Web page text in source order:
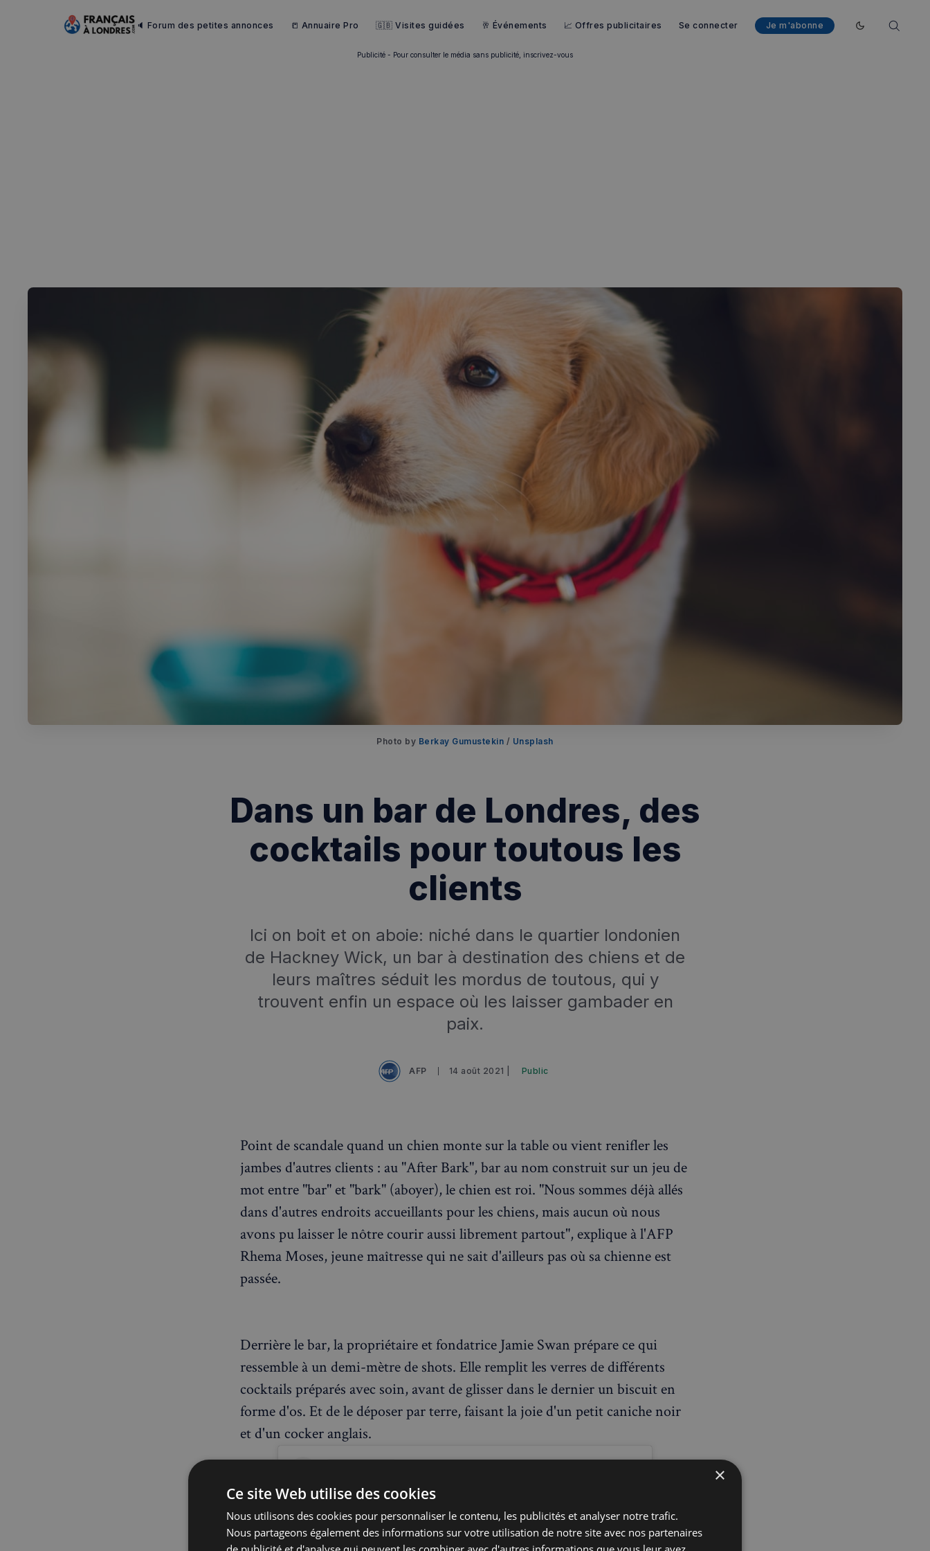
🔈 Forum des petites annonces 📒 Annuaire Pro 🇬🇧 Visites guidées 🥂 Événements 📈 Offres publicitaires Se connecter Je m'abonne
Enable dark mode
✨
Rechercher dans Français à Londres - Magazine
RECHERCHES POPULAIRES
Annuaire des professionnels
Visites guidées
Événements à venir
Publicité - Pour consulter le média sans publicité, inscrivez-vous
Photo by Berkay Gumustekin / Unsplash
Dans un bar de Londres, des
cocktails pour toutous les
clients
Ici on boit et on aboie: niché dans le quartier londonien
de Hackney Wick, un bar à destination des chiens et de
leurs maîtres séduit les mordus de toutous, qui y
trouvent enfin un espace où les laisser gambader en
paix.
AFP 14 août 2021 | Public
Point de scandale quand un chien monte sur la table ou vient renifler les
jambes d'autres clients : au "After Bark", bar au nom construit sur un jeu de
mot entre "bar" et "bark" (aboyer), le chien est roi. "Nous sommes déjà allés
dans d'autres endroits accueillants pour les chiens, mais aucun où nous
avons pu laisser le nôtre courir aussi librement partout", explique à l'AFP
Rhema Moses, jeune maîtresse qui ne sait d'ailleurs pas où sa chienne est
passée.
Derrière le bar, la propriétaire et fondatrice Jamie Swan prépare ce qui
ressemble à un demi-mètre de shots. Elle remplit les verres de différents
cocktails préparés avec soin, avant de glisser dans le dernier un biscuit en
forme d'os. Et de le déposer par terre, faisant la joie d'un petit caniche noir
et d'un cocker anglais.
×
Ce site Web utilise des cookies
Nous utilisons des cookies pour personnaliser le contenu, les publicités et analyser notre trafic.
Nous partageons également des informations sur votre utilisation de notre site avec nos partenaires